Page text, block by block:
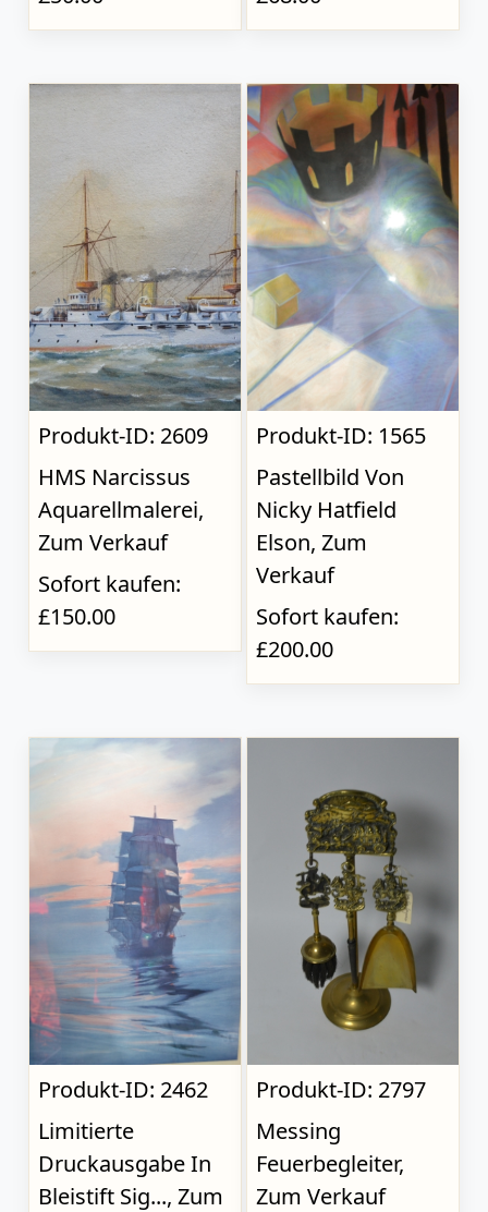
Produkt-ID: 2609
HMS Narcissus
Aquarellmalerei,
Zum Verkauf
Sofort kaufen:
£150.00
Produkt-ID: 1565
Pastellbild Von
Nicky Hatfield
Elson, Zum
Verkauf
Sofort kaufen:
£200.00
Produkt-ID: 2462
Limitierte
Druckausgabe In
Bleistift Sig..., Zum
Produkt-ID: 2797
Messing
Feuerbegleiter,
Zum Verkauf